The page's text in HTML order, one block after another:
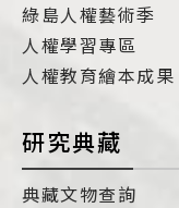
綠島人權藝術季
人權學習專區
人權教育繪本成果
研究典藏
典藏文物查詢